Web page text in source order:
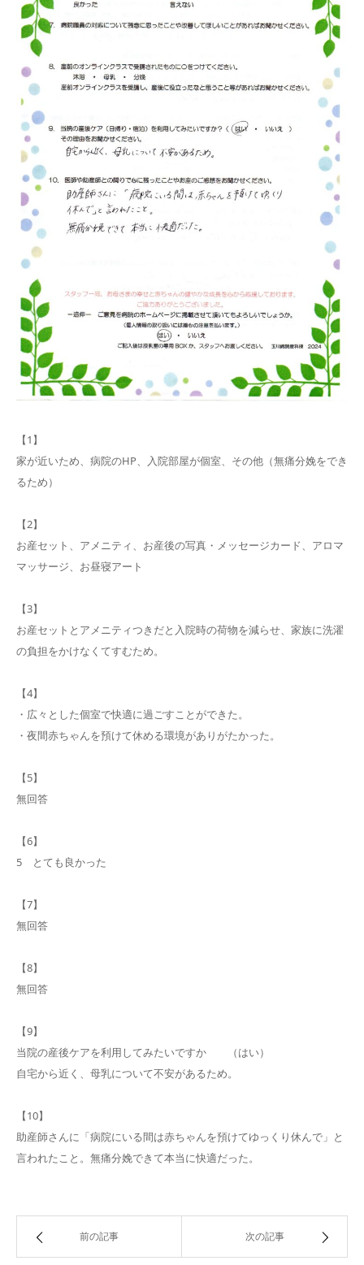
【1】
家が近いため、病院のHP、入院部屋が個室、その他（無痛分娩をでき
るため）
【2】
お産セット、アメニティ、お産後の写真・メッセージカード、アロマ
マッサージ、お昼寝アート
【3】
お産セットとアメニティつきだと入院時の荷物を減らせ、家族に洗濯
の負担をかけなくてすむため。
【4】
・広々とした個室で快適に過ごすことができた。
・夜間赤ちゃんを預けて休める環境がありがたかった。
【5】
無回答
【6】
5 とても良かった
【7】
無回答
【8】
無回答
【9】
当院の産後ケアを利用してみたいですか （はい）
自宅から近く、母乳について不安があるため。
【10】
助産師さんに「病院にいる間は赤ちゃんを預けてゆっくり休んで」と
言われたこと。無痛分娩できて本当に快適だった。
前の記事 次の記事